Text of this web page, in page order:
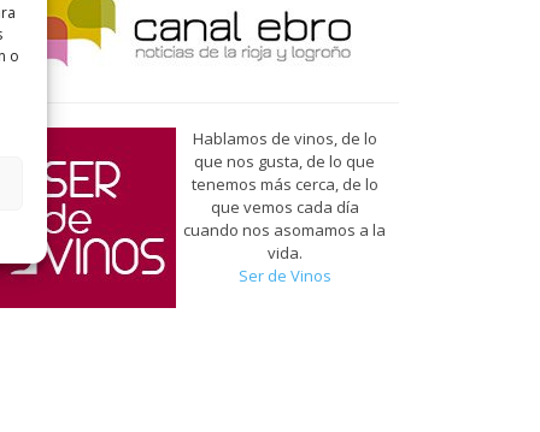
o
Hablamos de vinos, de lo
que nos gusta, de lo que
tenemos más cerca, de lo
que vemos cada día
cuando nos asomamos a la
vida.
Ser de Vinos